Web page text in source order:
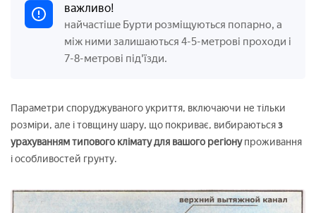
важливо!
найчастіше Бурти розміщуються попарно, а
між ними залишаються 4-5-метрові проходи і
7-8-метрові під'їзди.
Параметри споруджуваного укриття, включаючи не тільки
розміри, але і товщину шару, що покриває, вибираютьсяз
урахуванням типового клімату для вашого регіонупроживання
і особливостей грунту.